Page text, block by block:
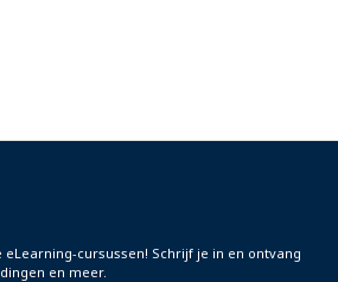
eLearning-cursussen! Schrijf je in en ontvang
en meer.